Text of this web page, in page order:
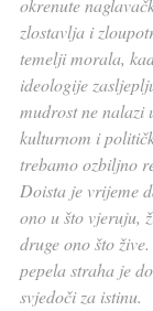
okrenute
zlostavlja i
temelji morala,
ideologije
mudrost ne nalazi
kulturnom i
trebamo ozbiljno
Doista je vrijeme
ono u što vjeruju,
druge ono što
pepela straha je
svjedoči za istinu.